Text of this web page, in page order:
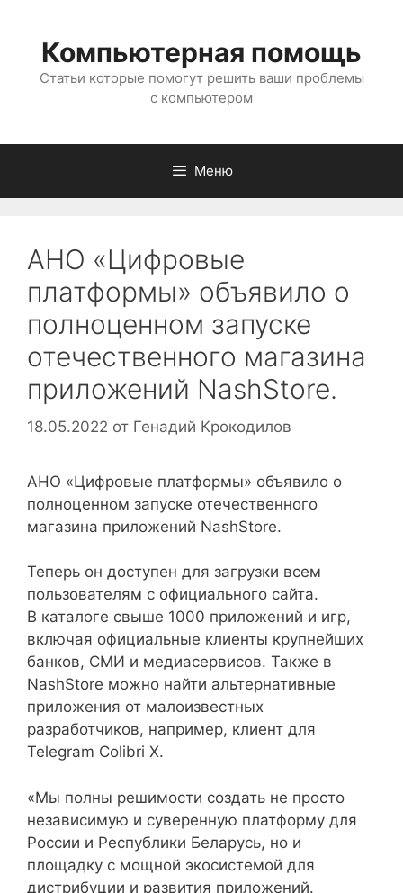
содержимому
Компьютерная помощь
Статьи которые помогут решить ваши проблемы
с компьютером
Меню
АНО «Цифровые
платформы» объявило о
полноценном запуске
отечественного магазина
приложений NashStore.
18.05.2022 от Генадий Крокодилов
АНО «Цифровые платформы» объявило о
полноценном запуске отечественного
магазина приложений NashStore.
Теперь он доступен для загрузки всем
пользователям с официального сайта.
В каталоге свыше 1000 приложений и игр,
включая официальные клиенты крупнейших
банков, СМИ и медиасервисов. Также в
NashStore можно найти альтернативные
приложения от малоизвестных
разработчиков, например, клиент для
Telegram Colibri X.
«Мы полны решимости создать не просто
независимую и суверенную платформу для
России и Республики Беларусь, но и
площадку с мощной экосистемой для
дистрибуции и развития приложений.